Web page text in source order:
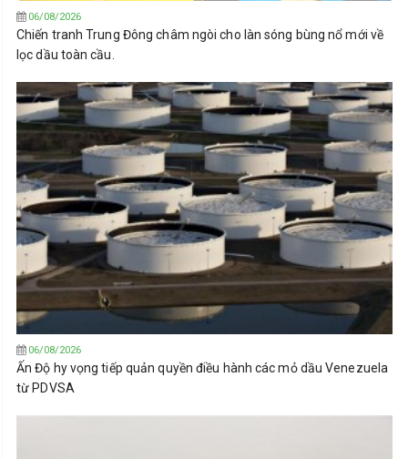
06/08/2026
Chiến tranh Trung Đông châm ngòi cho làn sóng bùng nổ mới về
lọc dầu toàn cầu.
06/08/2026
Ấn Độ hy vọng tiếp quản quyền điều hành các mỏ dầu Venezuela
từ PDVSA